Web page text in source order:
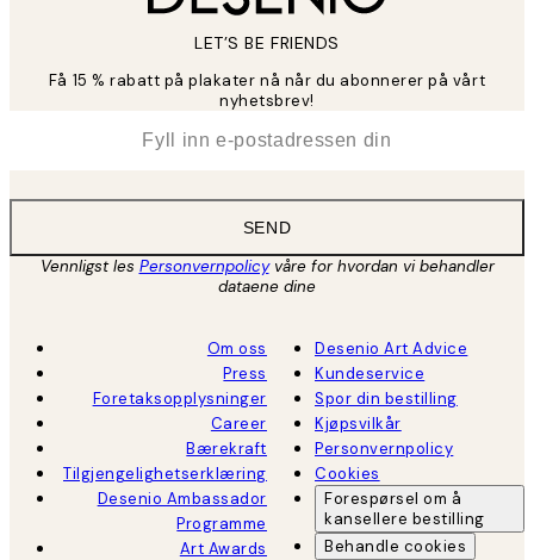
LET’S BE FRIENDS
Få 15 % rabatt på plakater nå når du abonnerer på vårt
nyhetsbrev!
SEND
Vennligst les Personvernpolicyvåre for hvordan vi behandler
dataene dine
Om oss
Press
Foretaksopplysninger
Career
Bærekraft
Tilgjengelighetserklæring
Desenio Ambassador
Programme
Art Awards
Desenio Art Advice
Kundeservice
Spor din bestilling
Kjøpsvilkår
Personvernpolicy
Cookies
Forespørsel om å
kansellere bestilling
Behandle cookies